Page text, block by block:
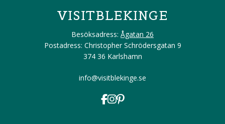
VISITBLEKINGE
Besöksadress: Ågatan 26
Postadress: Christopher Schrödersgatan 9
374 36 Karlshamn
info@visitblekinge.se